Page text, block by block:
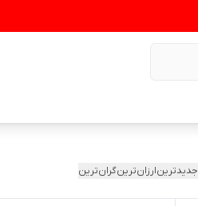
جدیدترینارزان‌ترینگران‌ترین